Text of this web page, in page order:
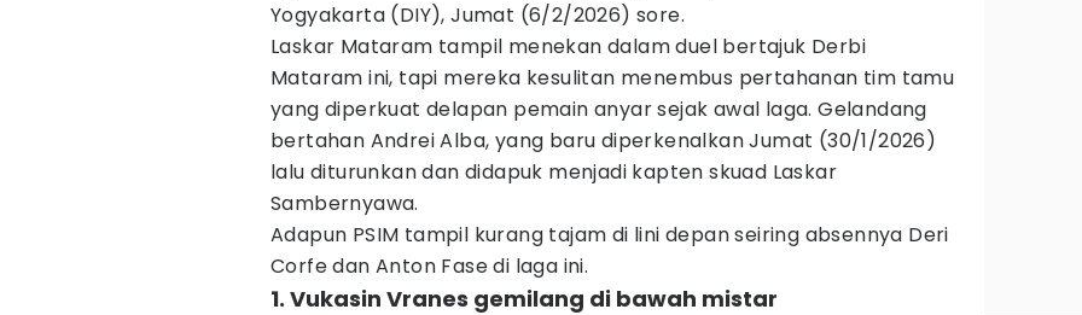
Yogyakarta (DIY), Jumat (6/2/2026) sore.
Laskar Mataram tampil menekan dalam duel bertajuk Derbi
Mataram ini, tapi mereka kesulitan menembus pertahanan tim tamu
yang diperkuat delapan pemain anyar sejak awal laga. Gelandang
bertahan Andrei Alba, yang baru diperkenalkan Jumat (30/1/2026)
lalu diturunkan dan didapuk menjadi kapten skuad Laskar
Sambernyawa.
Adapun PSIM tampil kurang tajam di lini depan seiring absennya Deri
Corfe dan Anton Fase di laga ini.
1. Vukasin Vranes gemilang di bawah mistar